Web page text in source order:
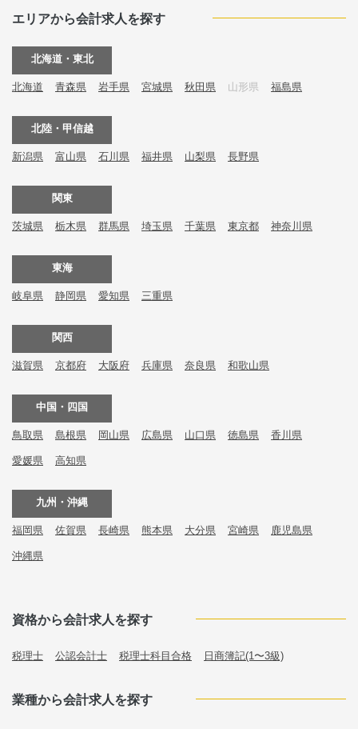
エリアから会計求人を探す
北海道・東北
北海道 青森県 岩手県 宮城県 秋田県 山形県 福島県
北陸・甲信越
新潟県 富山県 石川県 福井県 山梨県 長野県
関東
茨城県 栃木県 群馬県 埼玉県 千葉県 東京都 神奈川県
東海
岐阜県 静岡県 愛知県 三重県
関西
滋賀県 京都府 大阪府 兵庫県 奈良県 和歌山県
中国・四国
鳥取県 島根県 岡山県 広島県 山口県 徳島県 香川県
愛媛県 高知県
九州・沖縄
福岡県 佐賀県 長崎県 熊本県 大分県 宮崎県 鹿児島県
沖縄県
資格から会計求人を探す
税理士 公認会計士 税理士科目合格 日商簿記(1〜3級)
業種から会計求人を探す